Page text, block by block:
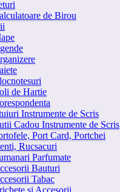
de Birou
de Hartie
Instrumente de Scris
Cadou Instrumente de Scris
Port Card, Portchei
Rucsacuri
Parfumate
Bauturi
Tabac